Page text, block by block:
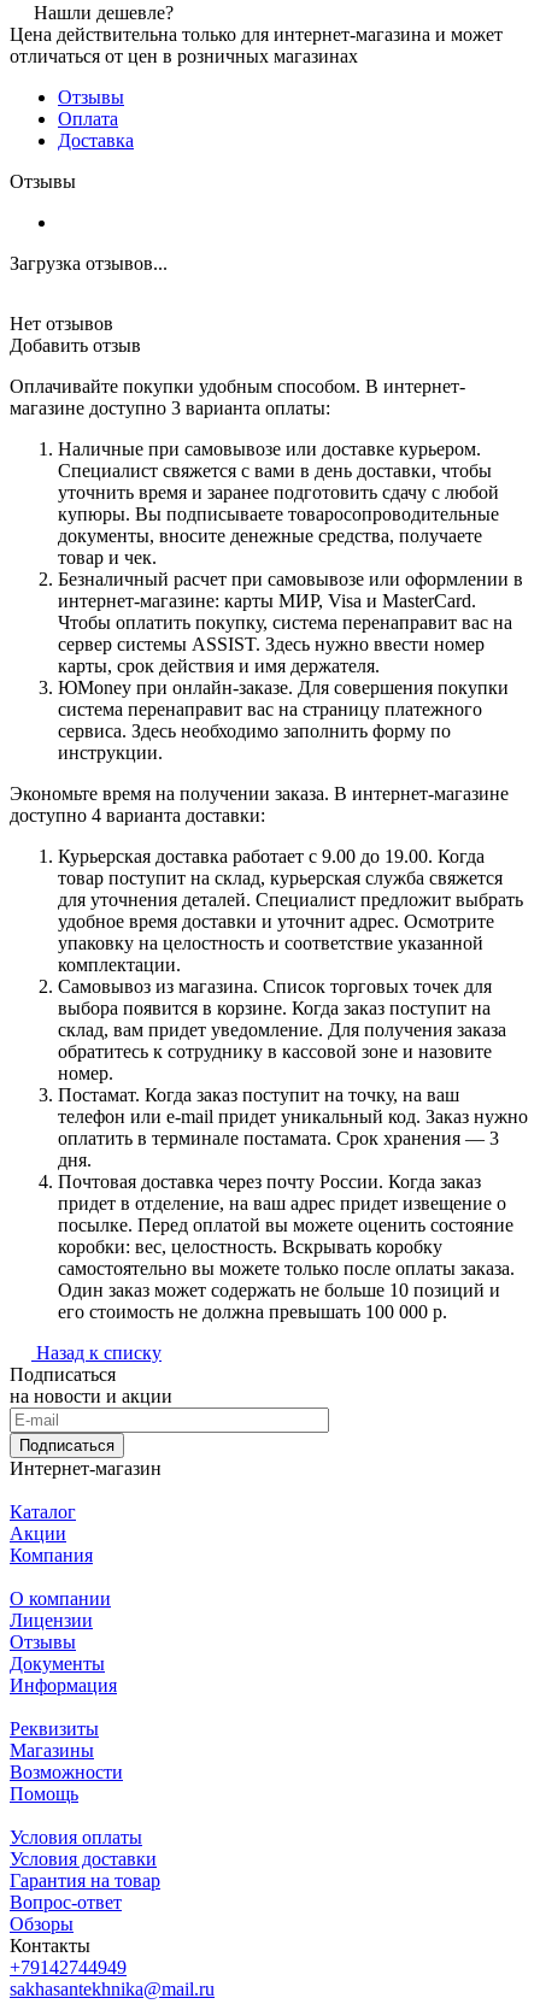
Нашли дешевле?
Цена действительна только для интернет-магазина и может
отличаться от цен в розничных магазинах
Отзывы
Оплата
Доставка
Отзывы
Загрузка отзывов...
Нет отзывов
Добавить отзыв
Оплачивайте покупки удобным способом. В интернет-
магазине доступно 3 варианта оплаты:
Наличные при самовывозе или доставке курьером.
Специалист свяжется с вами в день доставки, чтобы
уточнить время и заранее подготовить сдачу с любой
купюры. Вы подписываете товаросопроводительные
документы, вносите денежные средства, получаете
товар и чек.
Безналичный расчет при самовывозе или оформлении в
интернет-магазине: карты МИР, Visa и MasterCard.
Чтобы оплатить покупку, система перенаправит вас на
сервер системы ASSIST. Здесь нужно ввести номер
карты, срок действия и имя держателя.
ЮMoney при онлайн-заказе. Для совершения покупки
система перенаправит вас на страницу платежного
сервиса. Здесь необходимо заполнить форму по
инструкции.
Экономьте время на получении заказа. В интернет-магазине
доступно 4 варианта доставки:
Курьерская доставка работает с 9.00 до 19.00. Когда
товар поступит на склад, курьерская служба свяжется
для уточнения деталей. Специалист предложит выбрать
удобное время доставки и уточнит адрес. Осмотрите
упаковку на целостность и соответствие указанной
комплектации.
Самовывоз из магазина. Список торговых точек для
выбора появится в корзине. Когда заказ поступит на
склад, вам придет уведомление. Для получения заказа
обратитесь к сотруднику в кассовой зоне и назовите
номер.
Постамат. Когда заказ поступит на точку, на ваш
телефон или e-mail придет уникальный код. Заказ нужно
оплатить в терминале постамата. Срок хранения — 3
дня.
Почтовая доставка через почту России. Когда заказ
придет в отделение, на ваш адрес придет извещение о
посылке. Перед оплатой вы можете оценить состояние
коробки: вес, целостность. Вскрывать коробку
самостоятельно вы можете только после оплаты заказа.
Один заказ может содержать не больше 10 позиций и
его стоимость не должна превышать 100 000 р.
Назад к списку
Подписаться
на новости и акции
Подписаться
Интернет-магазин
Каталог
Акции
Компания
О компании
Лицензии
Отзывы
Документы
Информация
Реквизиты
Магазины
Возможности
Помощь
Условия оплаты
Условия доставки
Гарантия на товар
Вопрос-ответ
Обзоры
Контакты
+79142744949
sakhasantekhnika@mail.ru